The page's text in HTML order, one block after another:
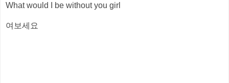
What would I be without you girl
여보세요